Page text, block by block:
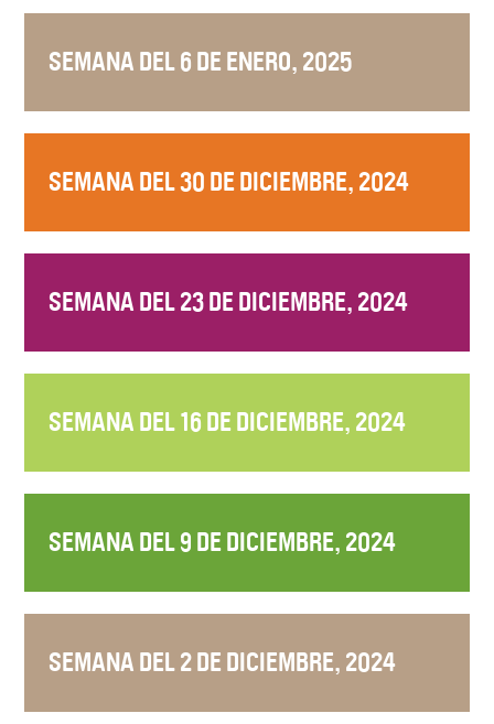
SEMANA DEL 6 DE ENERO, 2025
SEMANA DEL 30 DE DICIEMBRE, 2024
SEMANA DEL 23 DE DICIEMBRE, 2024
SEMANA DEL 16 DE DICIEMBRE, 2024
SEMANA DEL 9 DE DICIEMBRE, 2024
SEMANA DEL 2 DE DICIEMBRE, 2024